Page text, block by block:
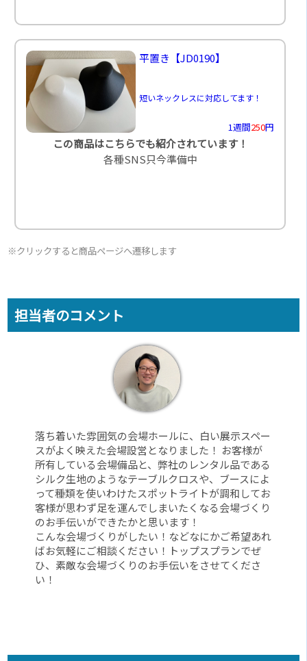
平置き 【JD0190】
短いネックレスに対応してます！
1週間250円
この商品はこちらでも紹介されています！
各種SNS只今準備中
※クリックすると商品ページへ遷移します
担当者のコメント
落ち着いた雰囲気の会場ホールに、白い展示スペー
スがよく映えた会場設営となりました！ お客様が
所有している会場備品と、弊社のレンタル品である
シルク生地のようなテーブルクロスや、ブースによ
って種類を使いわけたスポットライトが調和してお
客様が思わず足を運んでしまいたくなる会場づくり
のお手伝いができたかと思います！
こんな会場づくりがしたい！などなにかご希望あれ
ばお気軽にご相談ください！トップスプランでぜ
ひ、素敵な会場づくりのお手伝いをさせてくださ
い！